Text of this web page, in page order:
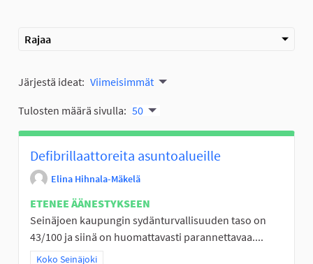
Rajaa
Järjestä ideat: Viimeisimmät
Tulosten määrä sivulla: 50
Defibrillaattoreita asuntoalueille
Elina Hihnala-Mäkelä
ETENEE ÄÄNESTYKSEEN
Seinäjoen kaupungin sydänturvallisuuden taso on
43/100 ja siinä on huomattavasti parannettavaa....
Rajaa tulokset teeman mukaan: Koko Seinäjoki
Koko Seinäjoki